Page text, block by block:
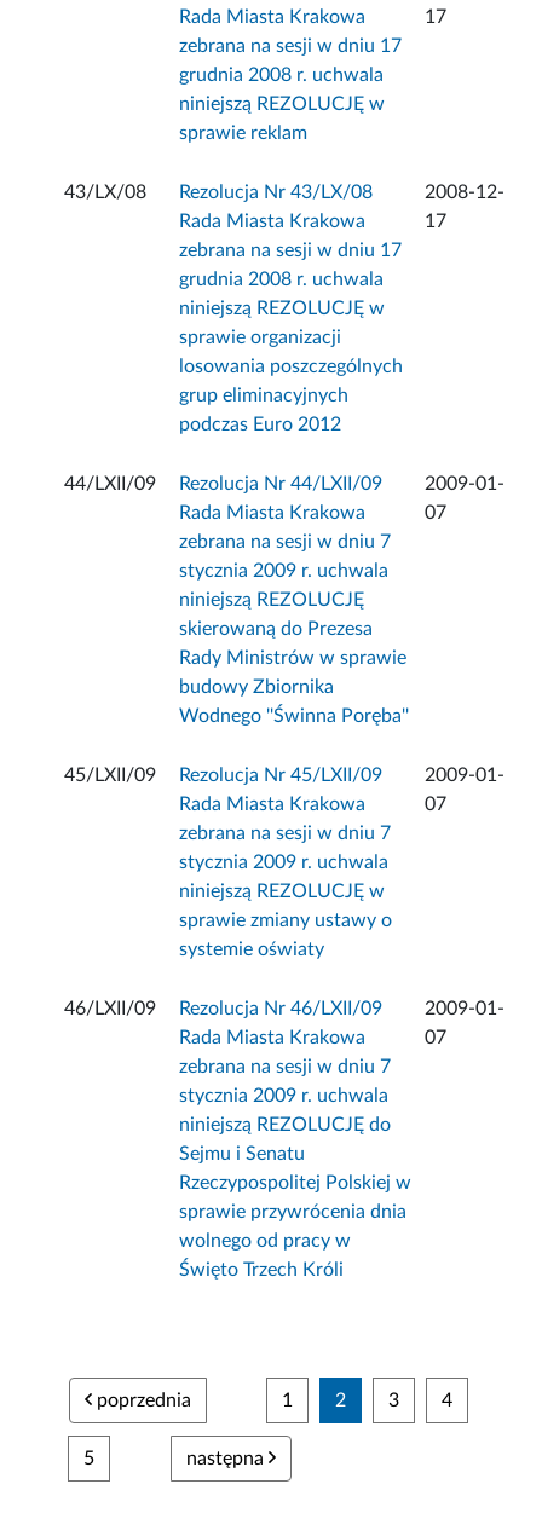
Rada Miasta Krakowa
zebrana na sesji w dniu 17
grudnia 2008 r. uchwala
niniejszą REZOLUCJĘ w
sprawie reklam
17
43/LX/08
Rezolucja Nr 43/LX/08
Rada Miasta Krakowa
zebrana na sesji w dniu 17
grudnia 2008 r. uchwala
niniejszą REZOLUCJĘ w
sprawie organizacji
losowania poszczególnych
grup eliminacyjnych
podczas Euro 2012
2008-12-
17
44/LXII/09
Rezolucja Nr 44/LXII/09
Rada Miasta Krakowa
zebrana na sesji w dniu 7
stycznia 2009 r. uchwala
niniejszą REZOLUCJĘ
skierowaną do Prezesa
Rady Ministrów w sprawie
budowy Zbiornika
Wodnego ''Świnna Poręba''
2009-01-
07
45/LXII/09
Rezolucja Nr 45/LXII/09
Rada Miasta Krakowa
zebrana na sesji w dniu 7
stycznia 2009 r. uchwala
niniejszą REZOLUCJĘ w
sprawie zmiany ustawy o
systemie oświaty
2009-01-
07
46/LXII/09
Rezolucja Nr 46/LXII/09
Rada Miasta Krakowa
zebrana na sesji w dniu 7
stycznia 2009 r. uchwala
niniejszą REZOLUCJĘ do
Sejmu i Senatu
Rzeczypospolitej Polskiej w
sprawie przywrócenia dnia
wolnego od pracy w
Święto Trzech Króli
2009-01-
07
poprzednia 1 2 3 4
5 następna